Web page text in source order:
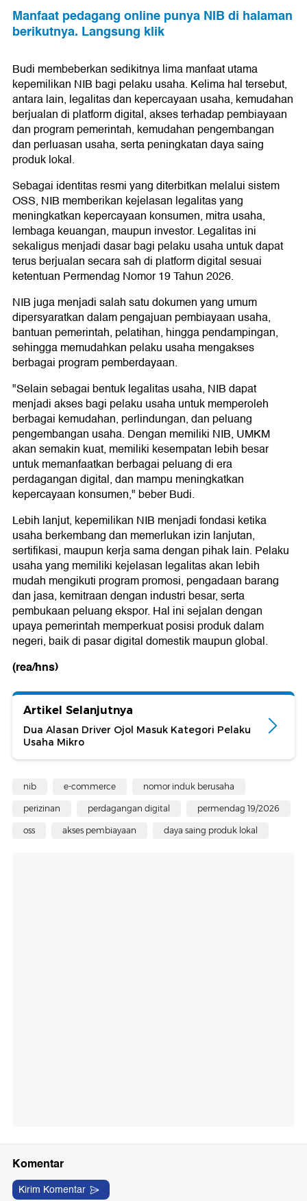
Manfaat pedagang online punya NIB di halaman
berikutnya. Langsung klik
Budi membeberkan sedikitnya lima manfaat utama
kepemilikan NIB bagi pelaku usaha. Kelima hal tersebut,
antara lain, legalitas dan kepercayaan usaha, kemudahan
berjualan di platform digital, akses terhadap pembiayaan
dan program pemerintah, kemudahan pengembangan
dan perluasan usaha, serta peningkatan daya saing
produk lokal.
Sebagai identitas resmi yang diterbitkan melalui sistem
OSS, NIB memberikan kejelasan legalitas yang
meningkatkan kepercayaan konsumen, mitra usaha,
lembaga keuangan, maupun investor. Legalitas ini
sekaligus menjadi dasar bagi pelaku usaha untuk dapat
terus berjualan secara sah di platform digital sesuai
ketentuan Permendag Nomor 19 Tahun 2026.
NIB juga menjadi salah satu dokumen yang umum
dipersyaratkan dalam pengajuan pembiayaan usaha,
bantuan pemerintah, pelatihan, hingga pendampingan,
sehingga memudahkan pelaku usaha mengakses
berbagai program pemberdayaan.
"Selain sebagai bentuk legalitas usaha, NIB dapat
menjadi akses bagi pelaku usaha untuk memperoleh
berbagai kemudahan, perlindungan, dan peluang
pengembangan usaha. Dengan memiliki NIB, UMKM
akan semakin kuat, memiliki kesempatan lebih besar
untuk memanfaatkan berbagai peluang di era
perdagangan digital, dan mampu meningkatkan
kepercayaan konsumen," beber Budi.
Lebih lanjut, kepemilikan NIB menjadi fondasi ketika
usaha berkembang dan memerlukan izin lanjutan,
sertifikasi, maupun kerja sama dengan pihak lain. Pelaku
usaha yang memiliki kejelasan legalitas akan lebih
mudah mengikuti program promosi, pengadaan barang
dan jasa, kemitraan dengan industri besar, serta
pembukaan peluang ekspor. Hal ini sejalan dengan
upaya pemerintah memperkuat posisi produk dalam
negeri, baik di pasar digital domestik maupun global.
(rea/hns)
Artikel Selanjutnya
Dua Alasan Driver Ojol Masuk Kategori Pelaku
Usaha Mikro
nib e-commerce nomor induk berusaha
perizinan perdagangan digital permendag 19/2026
oss akses pembiayaan daya saing produk lokal